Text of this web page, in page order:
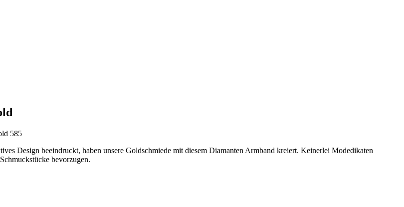
585
Design beeindruckt, haben unsere Goldschmiede mit diesem Diamanten Armband kreiert. Keinerlei Modedikaten
bevorzugen.